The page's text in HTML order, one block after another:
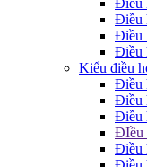
Điều
Điều
Điều
Kiểu điều
Điều
Điều
Điều
ĐIều
Điều